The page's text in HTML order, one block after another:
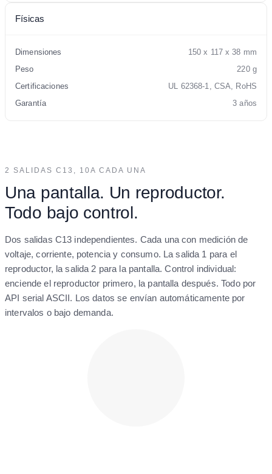
Físicas
Dimensiones
150 x 117 x 38 mm
Peso
220 g
Certificaciones
UL 62368-1, CSA, RoHS
Garantía
3 años
2 SALIDAS C13, 10A CADA UNA
Una pantalla. Un reproductor.
Todo bajo control.
Dos salidas C13 independientes. Cada una con medición de
voltaje, corriente, potencia y consumo. La salida 1 para el
reproductor, la salida 2 para la pantalla. Control individual:
enciende el reproductor primero, la pantalla después. Todo por
API serial ASCII. Los datos se envían automáticamente por
intervalos o bajo demanda.